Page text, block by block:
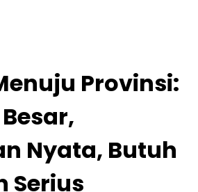
Provinsi:
Nyata, Butuh
Serius